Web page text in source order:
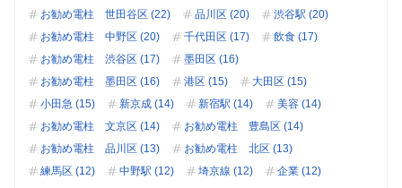
お勧め電柱 世田谷区 (22)
品川区 (20)
渋谷駅 (20)
お勧め電柱 中野区 (20)
千代田区 (17)
飲食 (17)
お勧め電柱 渋谷区 (17)
墨田区 (16)
お勧め電柱 墨田区 (16)
港区 (15)
大田区 (15)
小田急 (15)
新京成 (14) 新宿駅 (14)
美容 (14)
お勧め電柱 文京区 (14)
お勧め電柱 豊島区 (14)
お勧め電柱 品川区 (13)
お勧め電柱 北区 (13)
練馬区 (12)
中野駅 (12) 埼京線 (12) 企業 (12)